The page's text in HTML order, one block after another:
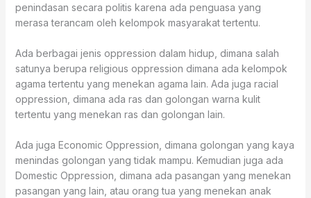
penindasan secara politis karena ada penguasa yang
merasa terancam oleh kelompok masyarakat tertentu.
Ada berbagai jenis oppression dalam hidup, dimana salah
satunya berupa religious oppression dimana ada kelompok
agama tertentu yang menekan agama lain. Ada juga racial
oppression, dimana ada ras dan golongan warna kulit
tertentu yang menekan ras dan golongan lain.
Ada juga Economic Oppression, dimana golongan yang kaya
menindas golongan yang tidak mampu. Kemudian juga ada
Domestic Oppression, dimana ada pasangan yang menekan
pasangan yang lain, atau orang tua yang menekan anak